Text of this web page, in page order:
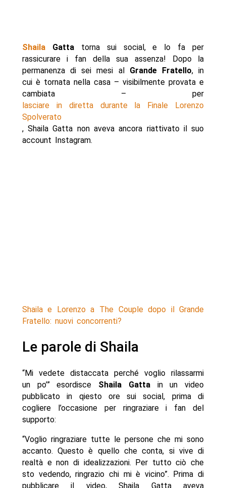
Shaila Gattatorna sui social, e lo fa per
rassicurare i fan della sua assenza! Dopo la
permanenza di sei mesi al Grande Fratello, in
cui è tornata nella casa – visibilmente provata e
cambiata – per
lasciare in diretta durante la Finale Lorenzo
Spolverato
, Shaila Gatta non aveva ancora riattivato il suo
account Instagram.
Shaila e Lorenzo a The Couple dopo il Grande
Fratello: nuovi concorrenti?
Le parole di Shaila
“Mi vedete distaccata perché voglio rilassarmi
un po’” esordisce Shaila Gattain un video
pubblicato in qiesto ore sui social, prima di
cogliere l’occasione per ringraziare i fan del
supporto:
“Voglio ringraziare tutte le persone che mi sono
accanto. Questo è quello che conta, si vive di
realtà e non di idealizzazioni. Per tutto ciò che
sto vedendo, ringrazio chi mi è vicino”. Prima di
pubblicare il video, Shaila Gatta aveva